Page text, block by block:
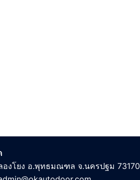
งโยง อ.พุทธมณฑล จ.นครปฐม 73170